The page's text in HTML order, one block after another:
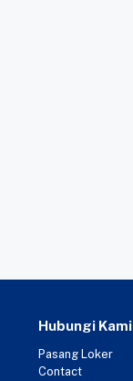
Hubungi Kami
Pasang Loker
Contact